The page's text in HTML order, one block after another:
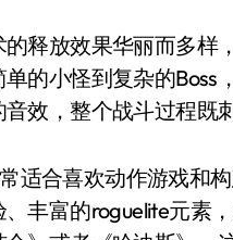
释放效果华丽而多样
的小怪到复杂的Boss
效，整个战斗过程既
常适合喜欢动作游戏
丰富的roguelite元素